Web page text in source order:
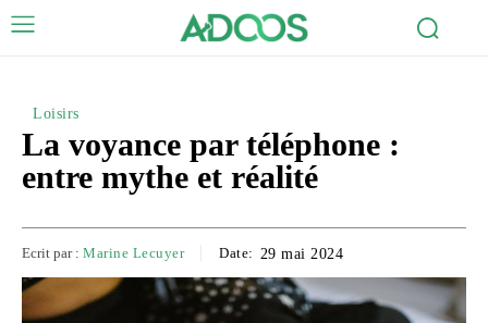
Loisirs
La voyance par téléphone :
entre mythe et réalité
Ecrit par : Marine Lecuyer Date: 29 mai 2024